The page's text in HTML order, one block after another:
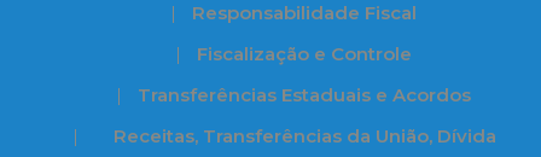
Responsabilidade Fiscal
Fiscalização e Controle
Transferências Estaduais e Acordos
Receitas, Transferências da União, Dívida